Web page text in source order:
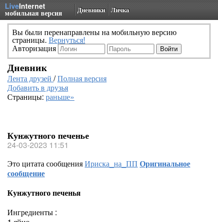
LiveInternet
мобильная версия Дневники Личка
Вы были перенаправлены на мобильную версию
страницы. Вернуться!
Авторизация
Дневник
Лента друзей /Полная версия
Добавить в друзья
Страницы: раньше»
Кунжутного печенье
24-03-2023 11:51
Это цитата сообщенияИриска_на_ПП Оригинальное
сообщение
Кунжутного печенья
Ингредиенты :